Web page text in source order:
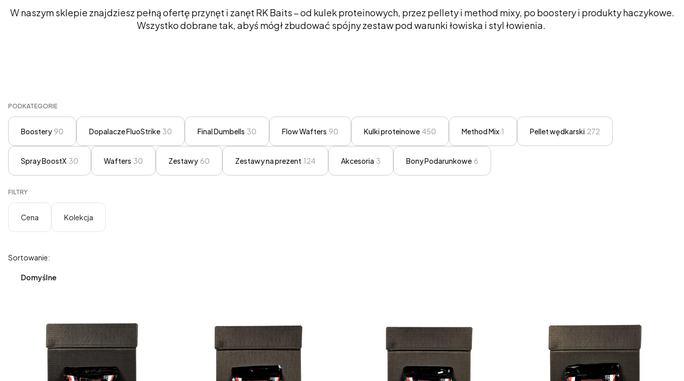
W naszym sklepie znajdziesz pełną ofertę przynęt i zanęt RK Baits – od kulek proteinowych, przez pellety i method mixy, po boostery i produkty haczykowe.
Wszystko dobrane tak, abyś mógł zbudować spójny zestaw pod warunki łowiska i styl łowienia.
PODKATEGORIE
Boostery 90 Dopalacze FluoStrike 30 Final Dumbells 30 Flow Wafters 90 Kulki proteinowe 450 Method Mix 1 Pellet wędkarski 272
Spray BoostX 30 Wafters 30 Zestawy 60 Zestawy na prezent 124 Akcesoria 3 Bony Podarunkowe 6
FILTRY
Cena Kolekcja
Lista produktów
Sortowanie:
Domyślne